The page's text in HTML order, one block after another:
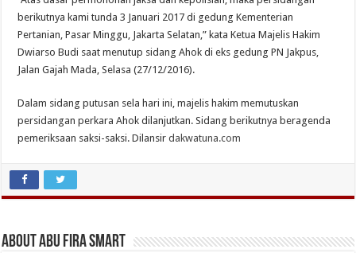
berikutnya kami tunda 3 Januari 2017 di gedung Kementerian
Pertanian, Pasar Minggu, Jakarta Selatan,” kata Ketua Majelis Hakim
Dwiarso Budi saat menutup sidang Ahok di eks gedung PN Jakpus,
Jalan Gajah Mada, Selasa (27/12/2016).
Dalam sidang putusan sela hari ini, majelis hakim memutuskan
persidangan perkara Ahok dilanjutkan. Sidang berikutnya beragenda
pemeriksaan saksi-saksi. Dilansirdakwatuna.com
About Abu Fira Smart